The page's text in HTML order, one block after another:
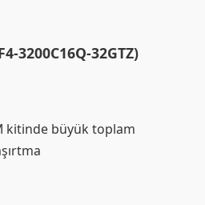
3200C16Q-32GTZ)
kitinde büyük toplam